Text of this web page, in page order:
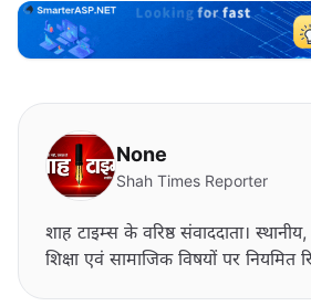
None
Shah Times Reporter
शाह टाइम्स के वरिष्ठ संवाददाता।
शिक्षा एवं सामाजिक विषयों पर नियमित